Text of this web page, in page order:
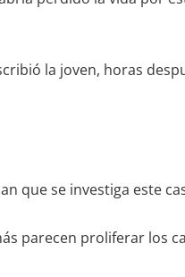
la joven, horas
que se investiga este
parecen proliferar los